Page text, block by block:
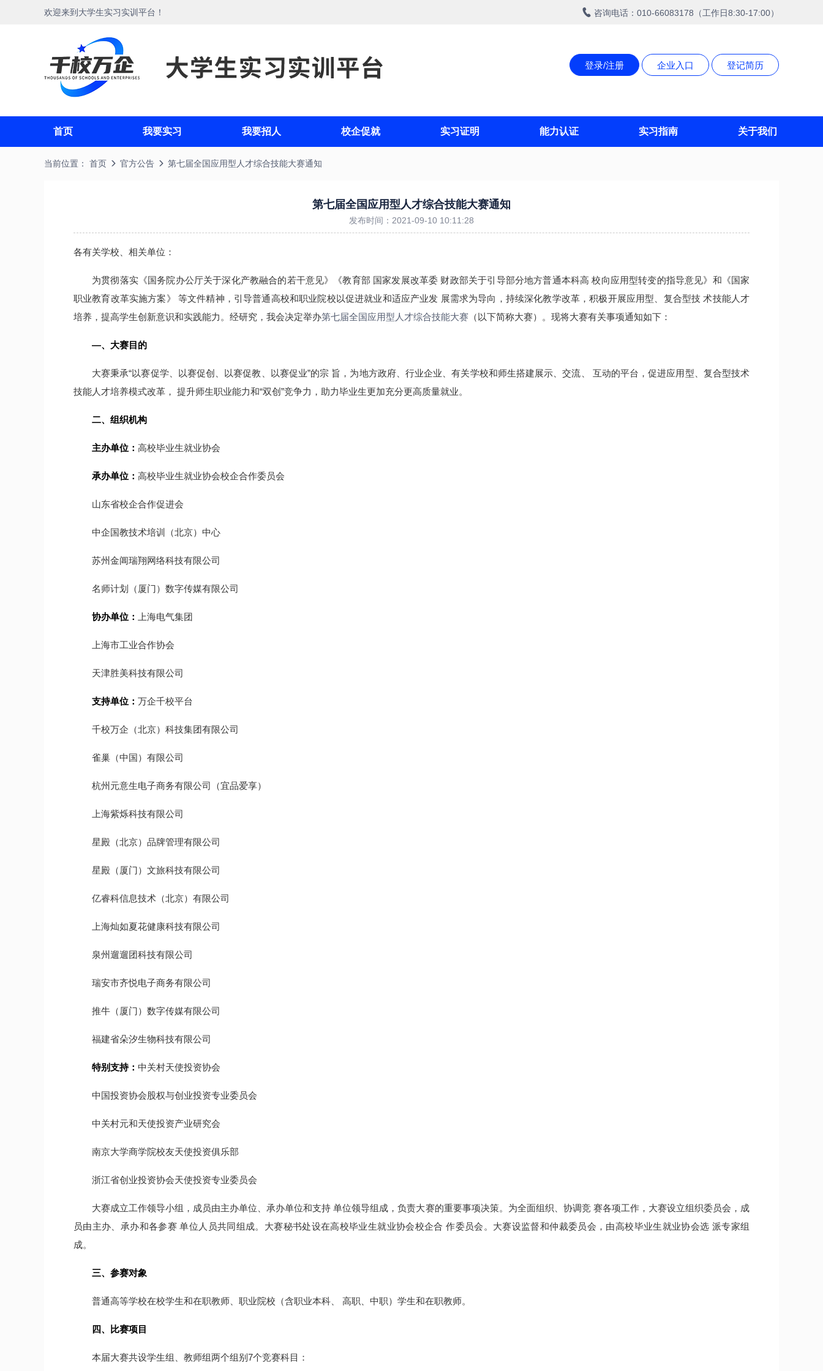
欢迎来到大学生实习实训平台！ 咨询电话：010-66083178（工作日8:30-17:00）
登录/注册 企业入口 登记简历
首页 我要实习 我要招人 校企促就 实习证明 能力认证 实习指南 关于我们
当前位置： 首页 官方公告 第七届全国应用型人才综合技能大赛通知
第七届全国应用型人才综合技能大赛通知
发布时间：2021-09-10 10:11:28
各有关学校、相关单位：
为贯彻落实《国务院办公厅关于深化产教融合的若干意见》《教育部 国家发展改革委 财政部关于引导部分地方普通本科高 校向应用型转变的指导意见》和《国家
职业教育改革实施方案》 等文件精神，引导普通高校和职业院校以促进就业和适应产业发 展需求为导向，持续深化教学改革，积极开展应用型、复合型技 术技能人才
培养，提高学生创新意识和实践能力。经研究，我会决定举办第七届全国应用型人才综合技能大赛 （以下简称大赛）。现将大赛有关事项通知如下：
—、大赛目的
大赛秉承“以赛促学、以赛促创、以赛促教、以赛促业”的宗 旨，为地方政府、行业企业、有关学校和师生搭建展示、交流、 互动的平台，促进应用型、复合型技术
技能人才培养模式改革， 提升师生职业能力和“双创”竞争力，助力毕业生更加充分更高质量就业。
二、组织机构
主办单位： 高校毕业生就业协会
承办单位： 高校毕业生就业协会校企合作委员会
山东省校企合作促进会
中企国教技术培训（北京）中心
苏州金阊瑞翔网络科技有限公司
名师计划（厦门）数字传媒有限公司
协办单位： 上海电气集团
上海市工业合作协会
天津胜美科技有限公司
支持单位： 万企千校平台
千校万企（北京）科技集团有限公司
雀巢（中国）有限公司
杭州元意生电子商务有限公司（宜品爱享）
上海紫烁科技有限公司
星殿（北京）品牌管理有限公司
星殿（厦门）文旅科技有限公司
亿睿科信息技术（北京）有限公司
上海灿如夏花健康科技有限公司
泉州遛遛团科技有限公司
瑞安市齐悦电子商务有限公司
推牛（厦门）数字传媒有限公司
福建省朵汐生物科技有限公司
特别支持： 中关村天使投资协会
中国投资协会股权与创业投资专业委员会
中关村元和天使投资产业研究会
南京大学商学院校友天使投资俱乐部
浙江省创业投资协会天使投资专业委员会
大赛成立工作领导小组，成员由主办单位、承办单位和支持 单位领导组成，负责大赛的重要事项决策。为全面组织、协调竞 赛各项工作，大赛设立组织委员会，成
员由主办、承办和各参赛 单位人员共同组成。大赛秘书处设在高校毕业生就业协会校企合 作委员会。大赛设监督和仲裁委员会，由高校毕业生就业协会选 派专家组
成。
三、参赛对象
普通高等学校在校学生和在职教师、职业院校（含职业本科、 高职、中职）学生和在职教师。
四、比赛项目
本届大赛共设学生组、教师组两个组别7个竞赛科目：